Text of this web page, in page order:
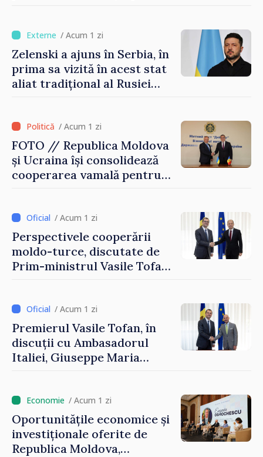
/ Acum 1 zi
Zelenski a ajuns în Serbia, în
prima sa vizită în acest stat
aliat tradițional al Rusiei
/ Acum 1 zi
FOTO // Republica Moldova
și Ucraina își consolidează
cooperarea vamală pentru
Reuniune la Moghiliov-
Podolsk
/ Acum 1 zi
Perspectivele cooperării
moldo-turce, discutate de
Prim-ministrul Vasile Tofan
/ Acum 1 zi
Premierul Vasile Tofan, în
discuții cu Ambasadorul
Italiei, Giuseppe Maria
/ Acum 1 zi
Oportunitățile economice și
investiționale oferite de
Republica Moldova,